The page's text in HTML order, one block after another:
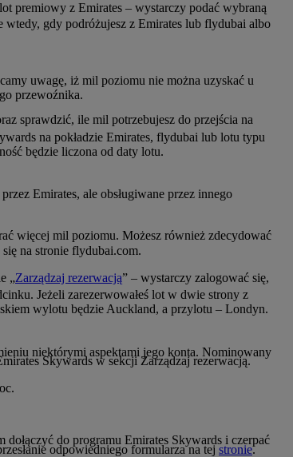
premiowy z Emirates – wystarczy podać wybraną
wtedy, gdy podróżujesz z Emirates lub flydubai albo
sprawdzić, ile mil potrzebujesz do przejścia na
uwagę, iż mil poziomu nie można uzyskać u
przewoźnika.
na pokładzie Emirates, flydubai lub lotu typu
będzie liczona od daty lotu.
Emirates, ale obsługiwane przez innego
więcej mil poziomu. Możesz również zdecydować
na stronie flydubai.com.
„Zarządzaj rezerwacją” – wystarczy zalogować się,
Skywards w sekcji Zarządzaj rezerwacją.
Jeżeli zarezerwowałeś lot w dwie strony z
wylotu będzie Auckland, a przylotu – Londyn.
niektórymi aspektami jego konta. Nominowany
odpowiedniego formularza na tej stronie.
do programu Emirates Skywards i czerpać